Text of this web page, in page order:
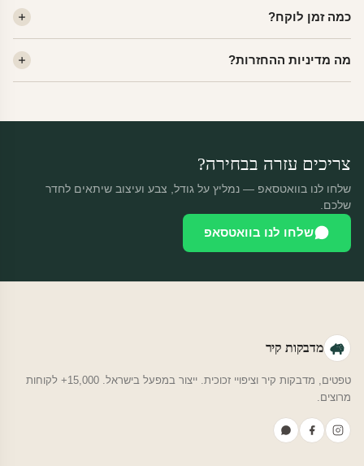
הצבעים זמינים ללא תוספת מחיר.
כמה זמן לוקח?
14:00 — יצאו באותו יום.
מה מדיניות ההחזרות?
צריכים עזרה בבחירה?
שלחו לנו בוואטסאפ — נמליץ על גודל, צבע ועיצוב שיתאים לחדר
שלכם.
שלחו לנו בוואטסאפ
מדבקות קיר
טפטים, מדבקות קיר וציפויי זכוכית. ייצור במפעל בישראל. 15,000+ לקוחות
מרוצים.